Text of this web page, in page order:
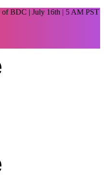
BDC | July 16th | 5 AM PST